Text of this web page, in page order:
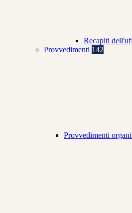
Recapiti
Provvedimenti 142
Provvedimenti